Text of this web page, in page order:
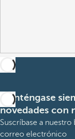
Manténgase
novedades con
Suscríbase a
correo electrónico